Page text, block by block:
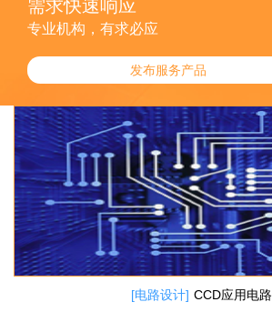
需求快速响应
专业机构，有求必应
发布服务产品
[电路设计] CCD应用电路